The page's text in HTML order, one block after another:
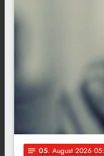
notes 05. August 2026